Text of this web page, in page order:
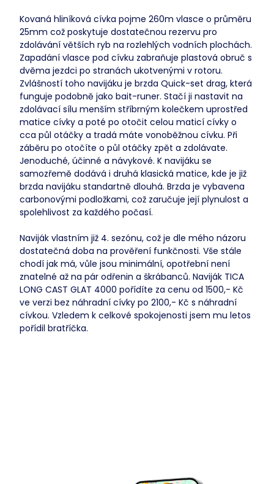
Kovaná hliníková cívka pojme 260m vlasce o průměru
25mm což poskytuje dostatečnou rezervu pro
zdolávání větších ryb na rozlehlých vodních plochách.
Zapadání vlasce pod cívku zabraňuje plastová obruč s
dvěma jezdci po stranách ukotvenými v rotoru.
Zvlášností toho navijáku je brzda Quick-set drag, která
funguje podobně jako bait-runer. Stačí ji nastavit na
zdolávací sílu menším stříbrným kolečkem uprostřed
matice cívky a poté po otočit celou maticí cívky o
cca půl otáčky a tradá máte vonoběžnou cívku. Při
záběru po otočíte o půl otáčky zpět a zdolávate.
Jenoduché, účinné a návykové. K navijáku se
samozřemě dodává i druhá klasická matice, kde je již
brzda navijáku standartně dlouhá. Brzda je vybavena
carbonovými podložkami, což zaručuje její plynulost a
spolehlivost za každého počasí.
Naviják vlastním již 4. sezónu, což je dle mého názoru
dostatečná doba na prověření funkčnosti. Vše stále
chodí jak má, vůle jsou minimální, opotřební není
znatelné až na pár odřenin a škrábanců. Naviják TICA
LONG CAST GLAT 4000 pořídíte za cenu od 1500,- Kč
ve verzi bez náhradní cívky po 2100,- Kč s náhradní
cívkou. Vzledem k celkové spokojenosti jsem mu letos
pořídil bratříčka.